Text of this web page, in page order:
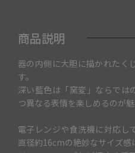
商品説明
器の内側に大胆に描かれたく
す。
深い藍色は「窯変」ならでは
つ異なる表情を楽しめるのが魅
電子レンジや食洗機に対応し
直径約16cmの絶妙なサイズ